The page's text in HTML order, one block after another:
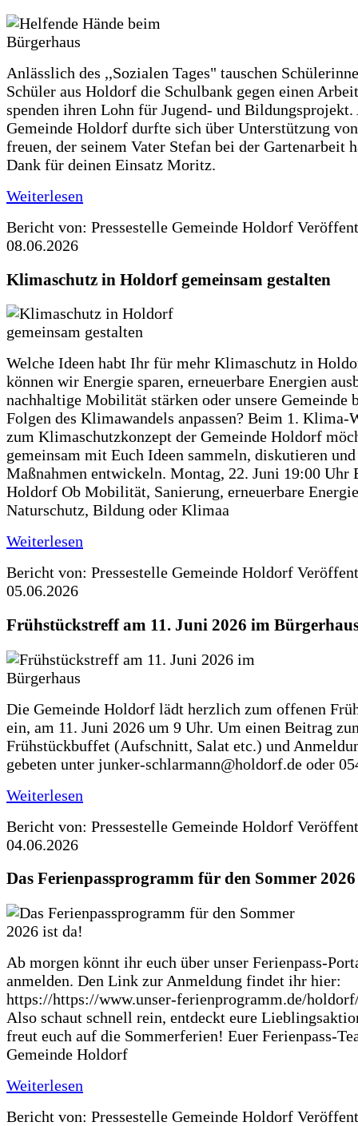
Anlässlich des ,,Sozialen Tages" tauschen
Schüler aus Holdorf die Schulbank gegen einen
spenden ihren Lohn für Jugend- und Bildungsprojekt.
Gemeinde Holdorf durfte sich über Unterstützung
freuen, der seinem Vater Stefan bei der Gartenarbeit
Dank für deinen Einsatz Moritz.
Weiterlesen
Bericht von: Pressestelle Gemeinde Holdorf
08.06.2026
Klimaschutz in Holdorf gemeinsam gestalten
Welche Ideen habt Ihr für mehr Klimaschutz in
können wir Energie sparen, erneuerbare Energien
nachhaltige Mobilität stärken oder unsere Gemeinde
Folgen des Klimawandels anpassen? Beim 1. Klima-
zum Klimaschutzkonzept der Gemeinde Holdorf
gemeinsam mit Euch Ideen sammeln, diskutieren
Maßnahmen entwickeln. Montag, 22. Juni 19:00 Uhr
Holdorf Ob Mobilität, Sanierung, erneuerbare
Naturschutz, Bildung oder Klimaa
Weiterlesen
Bericht von: Pressestelle Gemeinde Holdorf
05.06.2026
Frühstückstreff am 11. Juni 2026 im
Die Gemeinde Holdorf lädt herzlich zum offenen
ein, am 11. Juni 2026 um 9 Uhr. Um einen Beitrag
Frühstückbuffet (Aufschnitt, Salat etc.) und
gebeten unter junker-schlarmann@holdorf.de oder
Weiterlesen
Bericht von: Pressestelle Gemeinde Holdorf
04.06.2026
Das Ferienpassprogramm für den Sommer
Ab morgen könnt ihr euch über unser Ferienpass-
anmelden. Den Link zur Anmeldung findet ihr hier:
https://https://www.unser-ferienprogramm.de/
Also schaut schnell rein, entdeckt eure
freut euch auf die Sommerferien! Euer Ferienpass-
Gemeinde Holdorf
Weiterlesen
Bericht von: Pressestelle Gemeinde Holdorf